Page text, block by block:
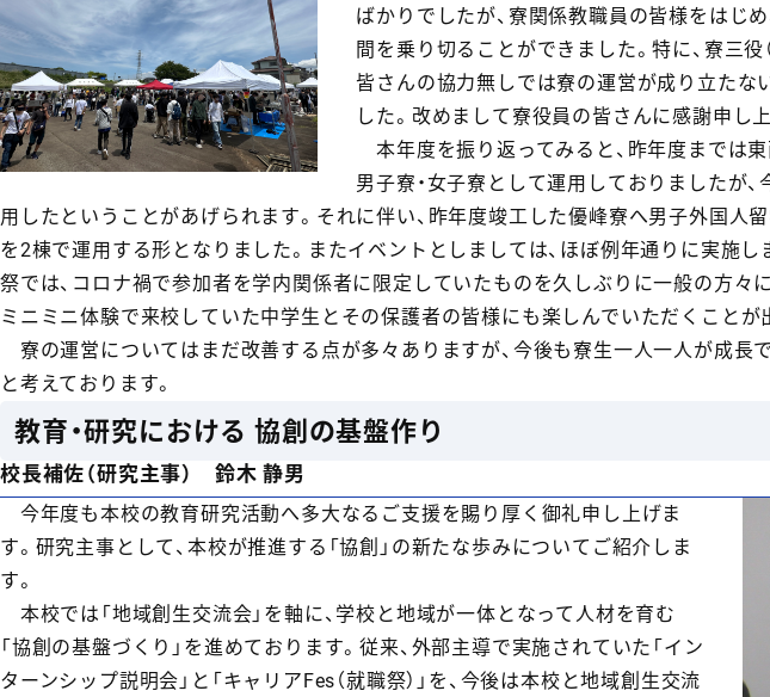
ばかりでしたが、寮関係教職員の皆様をはじ
間を乗り切ることができました。特に、寮三役
皆さんの協力無しでは寮の運営が成り立たな
した。改めまして寮役員の皆さんに感謝申し上
本年度を振り返ってみると、昨年度までは
男子寮・女子寮として運用しておりましたが
用したということがあげられます。それに伴い、昨年度竣工した優峰寮へ男子外国人
を2棟で運用する形となりました。またイベントとしましては、ほぼ例年通りに実施し
祭では、コロナ禍で参加者を学内関係者に限定していたものを久しぶりに一般の方々
ミニミニ体験で来校していた中学生とその保護者の皆様にも楽しんでいただくことが
寮の運営についてはまだ改善する点が多々ありますが、今後も寮生一人一人が成長
と考えております。
教育・研究における 協創の基盤作り
校長補佐（研究主事） 鈴木 静男
今年度も本校の教育研究活動へ多大なるご支援を賜り厚く御礼申し上げま
す。研究主事として、本校が推進する「協創」の新たな歩みについてご紹介しま
す。
本校では「地域創生交流会」を軸に、学校と地域が一体となって人材を育む
「協創の基盤づくり」を進めております。従来、外部主導で実施されていた「イン
ターンシップ説明会」と「キャリアFes（就職祭）」を、今後は本校と地域創生交流